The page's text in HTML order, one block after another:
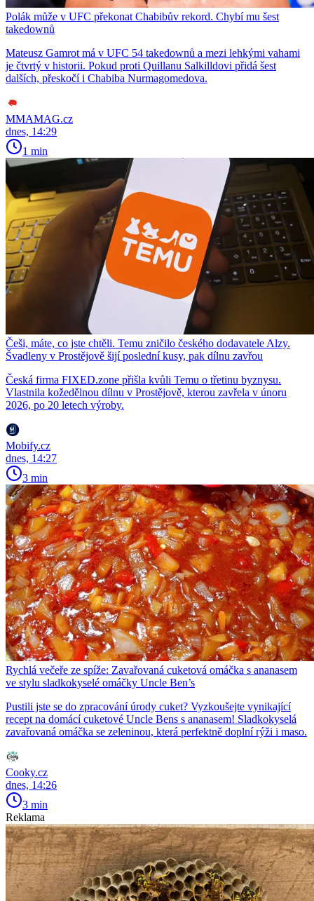
Polák může v UFC překonat Chabibův rekord. Chybí mu šest
takedownů
Mateusz Gamrot má v UFC 54 takedownů a mezi lehkými vahami
je čtvrtý v historii. Pokud proti Quillanu Salkilldovi přidá šest
dalších, přeskočí i Chabiba Nurmagomedova.
MMAMAG.cz
dnes, 14:29
1 min
Češi, máte, co jste chtěli. Temu zničilo českého dodavatele Alzy.
Švadleny v Prostějově šijí poslední kusy, pak dílnu zavřou
Česká firma FIXED.zone přišla kvůli Temu o třetinu byznysu.
Vlastnila kožedělnou dílnu v Prostějově, kterou zavřela v únoru
2026, po 20 letech výroby.
Mobify.cz
dnes, 14:27
3 min
Rychlá večeře ze spíže: Zavařovaná cuketová omáčka s ananasem
ve stylu sladkokyselé omáčky Uncle Ben’s
Pustili jste se do zpracování úrody cuket? Vyzkoušejte vynikající
recept na domácí cuketové Uncle Bens s ananasem! Sladkokyselá
zavařovaná omáčka se zeleninou, která perfektně doplní rýži i maso.
Cooky.cz
dnes, 14:26
3 min
Reklama